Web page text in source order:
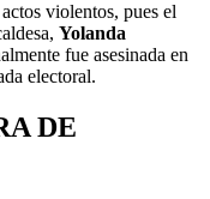
violentos, pues el
Yolanda
fue asesinada en
electoral.
DE